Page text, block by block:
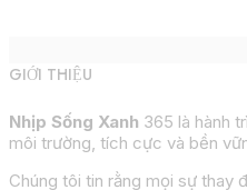
GIỚI THIỆU
Nhịp Sống Xanh 365 là hành
môi trường, tích cực và bền
Chúng tôi tin rằng mọi sự thay